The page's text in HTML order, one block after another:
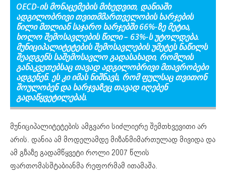
OECD-ის მონაცემების მიხედვით, დანიაში
ადგილობრივი თვითმმართველობის ხარჯების
წილი მთლიან საჯარო ხარჯებში 66%-ზე მეტია,
ხოლო შემოსავლების წილი–63%-ს უტოლდება.
მუნიციპალიტეტების შემოსავლების უმეტეს ნაწილს
შეადგენს საშემოსავლო გადასახადი, რომლის
განაკვეთებსაც თავადადგილობრივი მთავრობები
ადგენენ. ეს კიიმასნიშნავს, რომ ფულსაც თვითონ
შოულობენ და ხარჯვაზეც თავად იღებენ
გადაწყვეტილებას.
მუნიციპალიტეტების ამგვარი სიძლიერე შემთხვევითი არ
არის. დანია ამ მოდელამდე მიზანმიმართულად მივიდა და
ამ გზაზე გადამწყვეტი როლი 2007 წლის
ფართომასშტაბიანმა რეფორმამ ითამაშა.